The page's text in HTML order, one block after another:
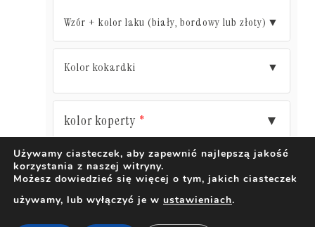
Wzór + kolor laku (biały, bordowy lub złoty) ▼
Kolor kokardki ▼
kolor koperty * ▼
DODAJ DO KOSZYKA
Używamy ciasteczek, aby zapewnić najlepszą jakość
korzystania z naszej witryny.
Możesz dowiedzieć się więcej o tym, jakich ciasteczek
używamy, lub wyłączyć je w ustawieniach.